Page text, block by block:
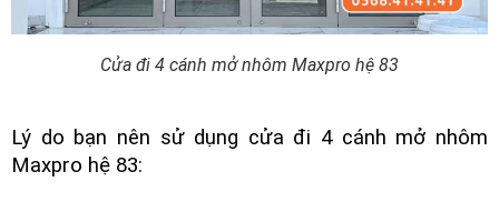
Cửa đi 4 cánh mở nhôm Maxpro hệ 83
Lý do bạn nên sử dụng cửa đi 4 cánh mở nhôm
Maxpro hệ 83: